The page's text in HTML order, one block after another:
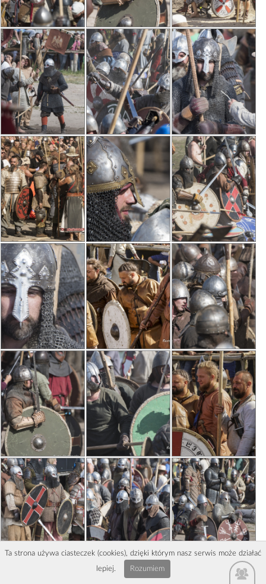
Ta strona używa ciasteczek (cookies), dzięki którym nasz serwis może działać
lepiej.
Rozumiem